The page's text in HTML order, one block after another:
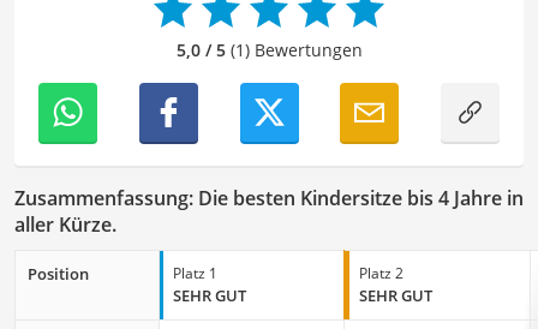
mich täglich mit den verschiedensten Themen
auseinanderzusetzen.
5,0 / 5(1) Bewertungen
Zusammenfassung: Die besten Kindersitze bis 4 Jahre in
aller Kürze.
Position Platz 1
SEHR GUT
Platz 2
SEHR GUT